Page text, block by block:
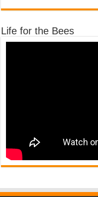
Life for the Bees